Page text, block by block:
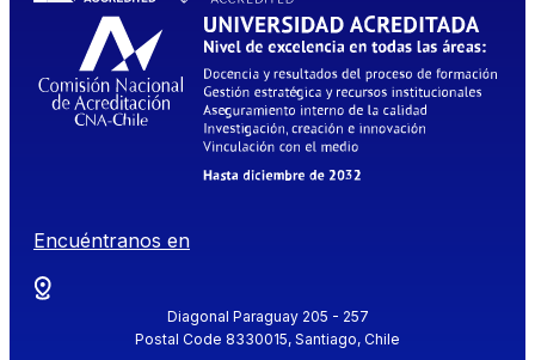
Encuéntranos en
Diagonal Paraguay 205 - 257
Postal Code 8330015, Santiago, Chile